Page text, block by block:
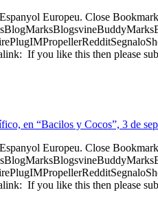
Europeu. Close
If you like this then please
en “Bacilos y Cocos”, 3 de
Europeu. Close
If you like this then please